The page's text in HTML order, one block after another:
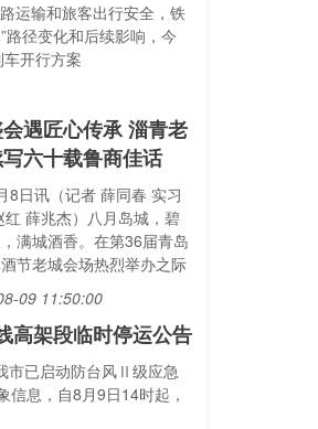
运输和旅客出行安全，铁
路径变化和后续影响，今
开行方案
遇匠心传承 淄青老
六十载鲁商佳话
8日讯（记者 薛同春 实习
红 薛兆杰）八月岛城，碧
满城酒香。在第36届青岛
节老城会场热烈举办之际
09 11:50:00
高架段临时停运公告
市已启动防台风Ⅱ级应急
信息，自8月9日14时起，